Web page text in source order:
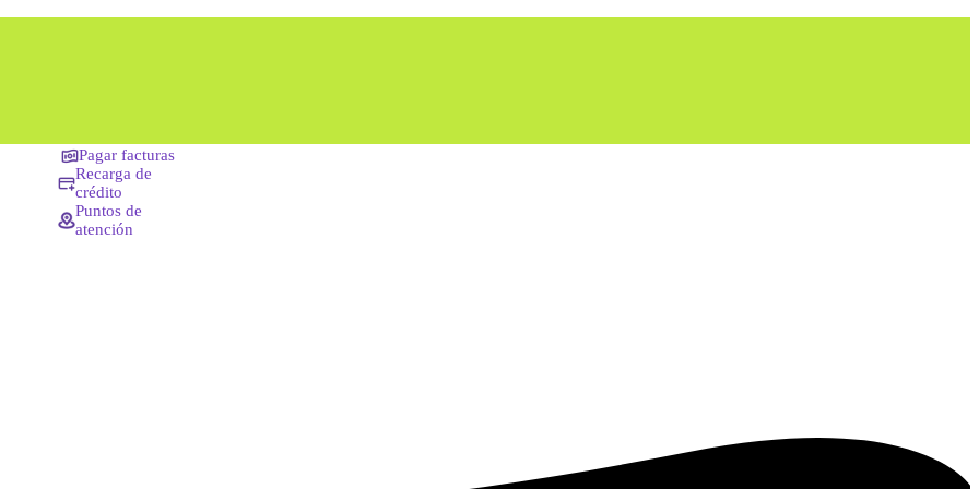
Pagar facturas
Recarga de
crédito
Puntos de
atención